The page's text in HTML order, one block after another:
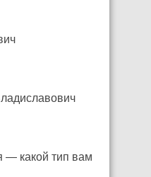
— какой тип вам